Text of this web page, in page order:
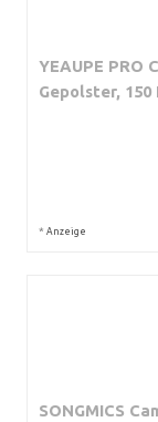
YEAUPE PRO
Gepolster, 150
* Anzeige
SONGMICS